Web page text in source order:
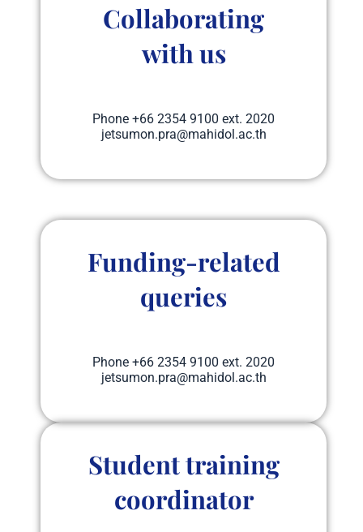
Collaborating
with us
Phone​ +66 2354 9100 ext. 2020
jetsumon.pra@mahidol.ac.th
Funding-related
queries
Phone​ +66 2354 9100 ext. 2020
jetsumon.pra@mahidol.ac.th
Student training
coordinator